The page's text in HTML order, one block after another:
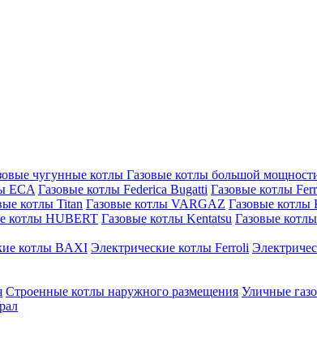
чугунные котлы Газовые котлы большой
ECA Газовые котлы Federica Bugatti Газовые котлы
котлы Titan Газовые котлы VARGAZ Газовые котлы
котлы HUBERT Газовые котлы Kentatsu Газовые
котлы BAXI Электрические котлы Ferroli
Строенные котлы наружного размещения Уличные